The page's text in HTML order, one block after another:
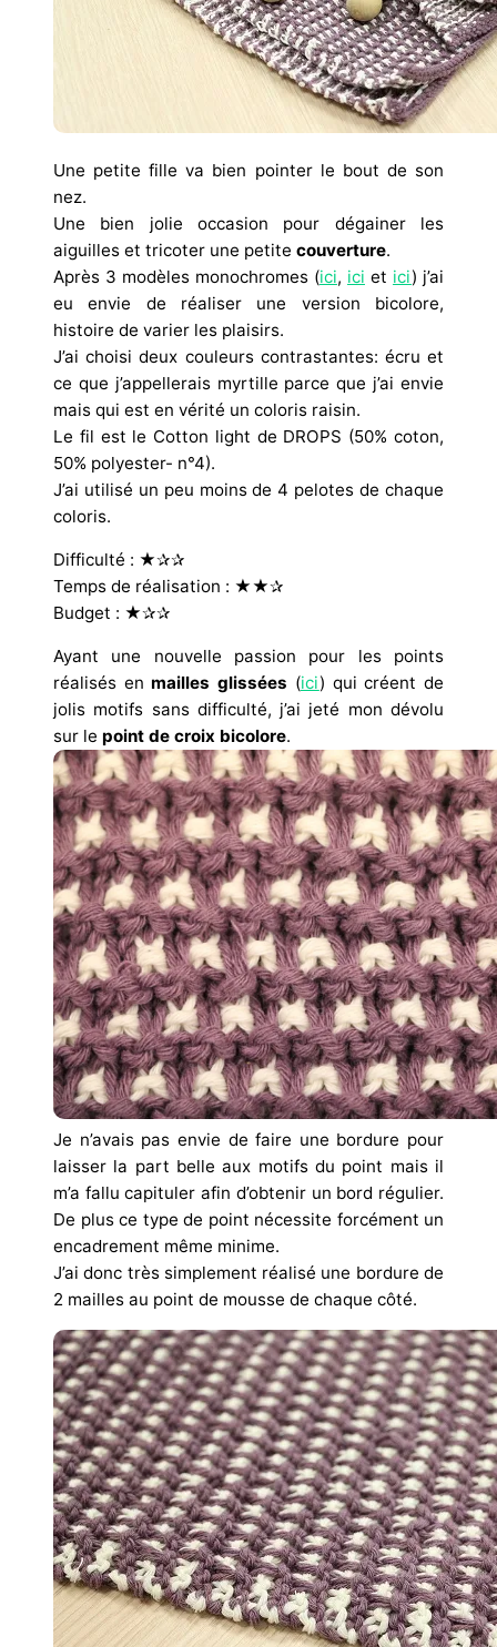
Une petite fille va bien pointer le bout de son
nez.
Une bien jolie occasion pour dégainer les
aiguilles et tricoter une petite couverture.
Après 3 modèles monochromes (ici, ici et ici) j’ai
eu envie de réaliser une version bicolore,
histoire de varier les plaisirs.
J’ai choisi deux couleurs contrastantes: écru et
ce que j’appellerais myrtille parce que j’ai envie
mais qui est en vérité un coloris raisin.
Le fil est le Cotton light de DROPS (50% coton,
50% polyester- n°4).
J’ai utilisé un peu moins de 4 pelotes de chaque
coloris.
Difficulté : ★✰✰
Temps de réalisation : ★★✰
Budget : ★✰✰
Ayant une nouvelle passion pour les points
réalisés en mailles glissées (ici) qui créent de
jolis motifs sans difficulté, j’ai jeté mon dévolu
sur le point de croix bicolore.
Je n’avais pas envie de faire une bordure pour
laisser la part belle aux motifs du point mais il
m’a fallu capituler afin d’obtenir un bord régulier.
De plus ce type de point nécessite forcément un
encadrement même minime.
J’ai donc très simplement réalisé une bordure de
2 mailles au point de mousse de chaque côté.